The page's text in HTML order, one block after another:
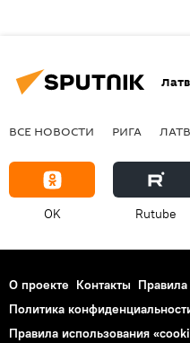
ВСЕ НОВОСТИ РИГА
OK Rutube
О проекте Контакты
Политика
Правила использования